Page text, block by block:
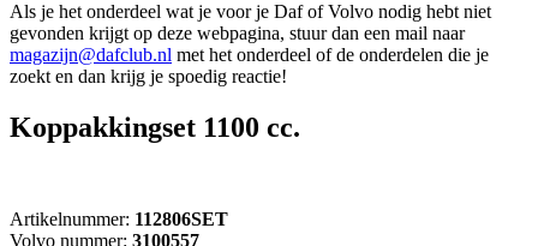
Als je het onderdeel wat je voor je Daf of Volvo nodig hebt niet
gevonden krijgt op deze webpagina, stuur dan een mail naar
magazijn@dafclub.nl met het onderdeel of de onderdelen die je
zoekt en dan krijg je spoedig reactie!
Koppakkingset 1100 cc.
Artikelnummer: 112806SET
Volvo nummer: 3100557